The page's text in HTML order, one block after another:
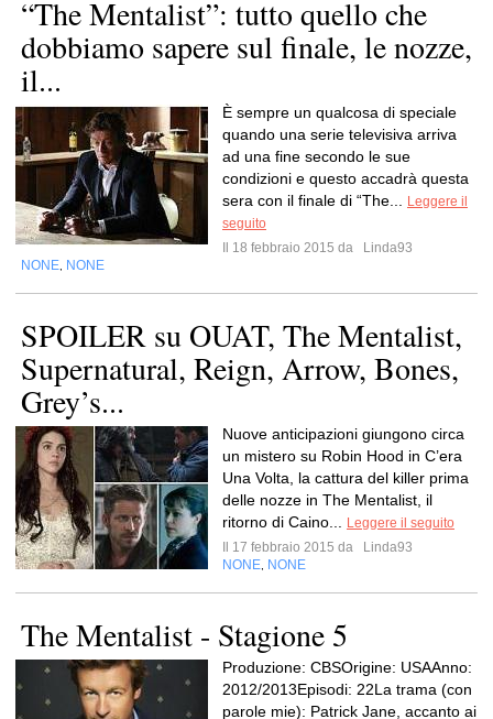
“The Mentalist”: tutto quello che
dobbiamo sapere sul finale, le nozze,
il...
È sempre un qualcosa di speciale
quando una serie televisiva arriva
ad una fine secondo le sue
condizioni e questo accadrà questa
sera con il finale di “The...
Leggere il
seguito
Il 18 febbraio 2015 da
Linda93
NONE NONE
SPOILER su OUAT, The Mentalist,
Supernatural, Reign, Arrow, Bones,
Grey’s...
Nuove anticipazioni giungono circa
un mistero su Robin Hood in C’era
Una Volta, la cattura del killer prima
delle nozze in The Mentalist, il
ritorno di Caino...
Leggere il seguito
Il 17 febbraio 2015 da
Linda93
NONE NONE
The Mentalist - Stagione 5
Produzione: CBSOrigine: USAAnno:
2012/2013Episodi: 22La trama (con
parole mie): Patrick Jane, accanto ai